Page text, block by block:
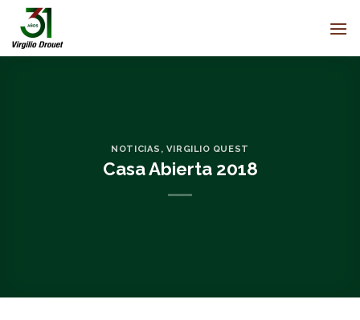
Saltar
contenido
NOTICIAS , VIRGILIO QUEST
Casa Abierta 2018